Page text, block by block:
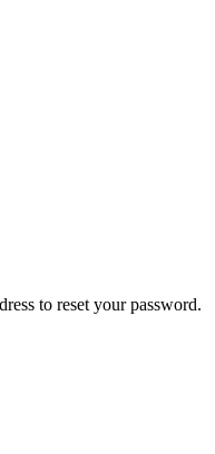
to reset your password.